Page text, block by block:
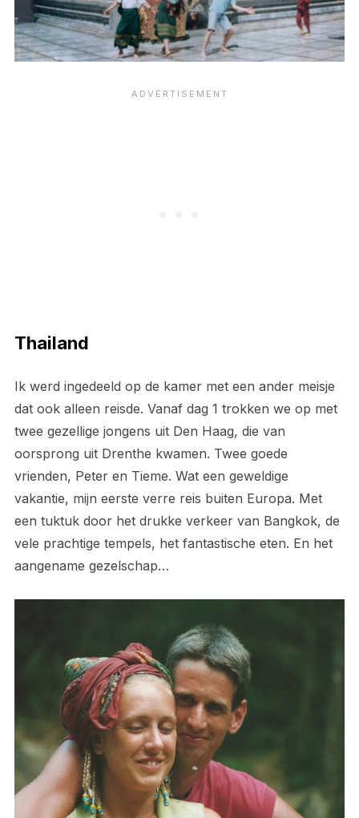
Thailand
Ik werd ingedeeld op de kamer met een ander meisje
dat ook alleen reisde. Vanaf dag 1 trokken we op met
twee gezellige jongens uit Den Haag, die van
oorsprong uit Drenthe kwamen. Twee goede
vrienden, Peter en Tieme. Wat een geweldige
vakantie, mijn eerste verre reis buiten Europa. Met
een tuktuk door het drukke verkeer van Bangkok, de
vele prachtige tempels, het fantastische eten. En het
aangename gezelschap…